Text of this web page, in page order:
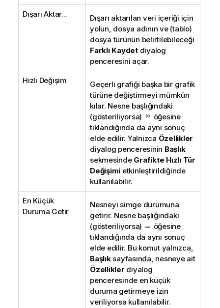
Dışarı Aktar...
Dışarı aktarılan veri içeriği için
yolun, dosya adının ve (tablo)
dosya türünün belirtilebileceği
Farklı Kaydetdiyalog
penceresini açar.
Hızlı Değişim
Geçerli grafiği başka bir grafik
türüne değiştirmeyi mümkün
kılar. Nesne başlığındaki
(gösteriliyorsa)
öğesine
tıklandığında da aynı sonuç
elde edilir. Yalnızca Özellikler
diyalog penceresinin Başlık
sekmesinde Grafikte Hızlı Tür
Değişimi etkinleştirildiğinde
kullanılabilir.
En Küçük
Duruma Getir
Nesneyi simge durumuna
getirir. Nesne başlığındaki
(gösteriliyorsa)
öğesine
tıklandığında da aynı sonuç
elde edilir. Bu komut yalnızca,
Başlıksayfasında, nesneye ait
Özellikler diyalog
penceresinde en küçük
duruma getirmeye izin
veriliyorsa kullanılabilir.